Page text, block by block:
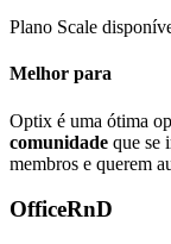
Plano Scale
Melhor para
Optix é uma ótima
comunidade que se
membros e querem
OfficeRnD